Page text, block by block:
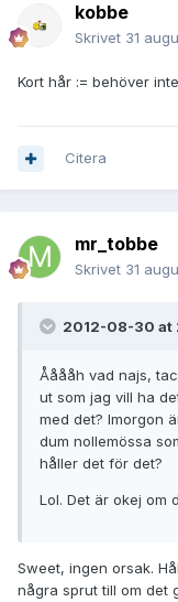
kobbe
Skrivet 31
Kort hår := behöver
Citera
mr_tobbe
Skrivet 31
2012-08-30 at
Ååååh vad najs,
ut som jag vill ha
med det? Imorgon
dum nollemössa
håller det för det?
Lol. Det är okej om
Sweet, ingen orsak.
några sprut till om det